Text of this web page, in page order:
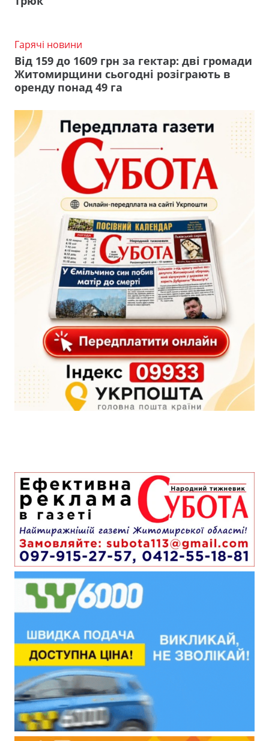
Гарячі новини
Від 159 до 1609 грн за гектар: дві громади
Житомирщини сьогодні розіграють в
оренду понад 49 га